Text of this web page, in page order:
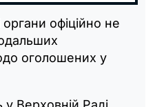
офіційно не
оголошених у